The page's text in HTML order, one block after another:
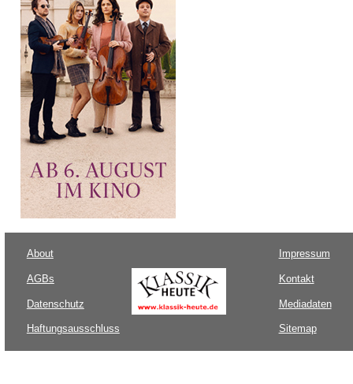
About
AGBs
Datenschutz
Haftungsausschluss
Impressum
Kontakt
Mediadaten
Sitemap